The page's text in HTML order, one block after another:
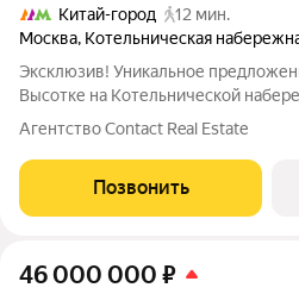
Китай-город
12 мин.
Москва, Котельническая
Эксклюзив! Уникальное
Высотке на Котельнической
проведены реставрационно-
В ближайшее время завершится
Агентство Contact Real Estate
Позвонить
46 000 000 ₽